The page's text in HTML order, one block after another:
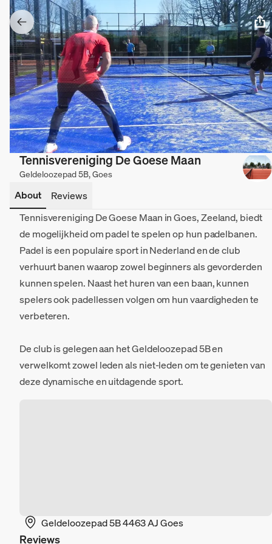
Tennisvereniging De Goese Maan
Geldeloozepad 5B, Goes
About
Reviews
Tennisvereniging De Goese Maan in Goes, Zeeland, biedt
de mogelijkheid om padel te spelen op hun padelbanen.
Padel is een populaire sport in Nederland en de club
verhuurt banen waarop zowel beginners als gevorderden
kunnen spelen. Naast het huren van een baan, kunnen
spelers ook padellessen volgen om hun vaardigheden te
verbeteren.
De club is gelegen aan het Geldeloozepad 5B en
verwelkomt zowel leden als niet-leden om te genieten van
deze dynamische en uitdagende sport.
Geldeloozepad 5B 4463 AJ Goes
Reviews